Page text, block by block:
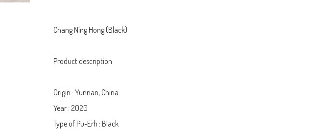
Chang Ning Hong (Black)
Product description
Origin : Yunnan, China
Year : 2020
Type of Pu-Erh : Black